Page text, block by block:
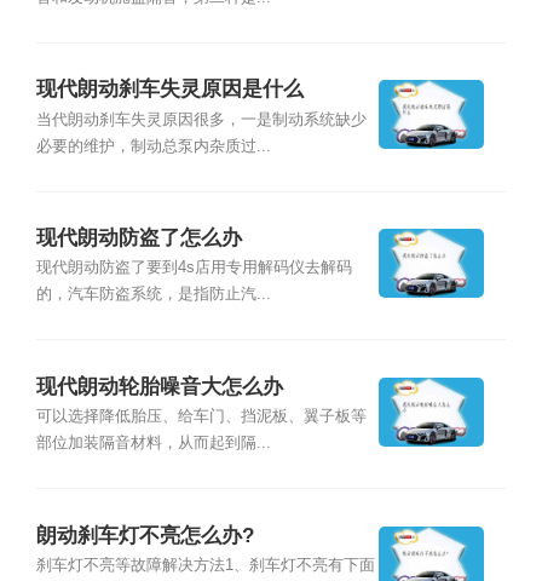
现代朗动刹车失灵原因是什么
当代朗动刹车失灵原因很多，一是制动系统缺少
必要的维护，制动总泵内杂质过...
现代朗动防盗了怎么办
现代朗动防盗了要到4s店用专用解码仪去解码
的，汽车防盗系统，是指防止汽...
现代朗动轮胎噪音大怎么办
可以选择降低胎压、给车门、挡泥板、翼子板等
部位加装隔音材料，从而起到隔...
朗动刹车灯不亮怎么办?
刹车灯不亮等故障解决方法1、刹车灯不亮有下面